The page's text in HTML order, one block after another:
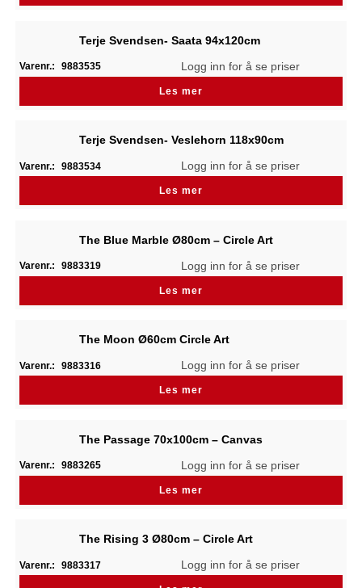
Terje Svendsen- Saata 94x120cm
Varenr.: 9883535 Logg inn for å se priser
Les mer
Terje Svendsen- Veslehorn 118x90cm
Varenr.: 9883534 Logg inn for å se priser
Les mer
The Blue Marble Ø80cm – Circle Art
Varenr.: 9883319 Logg inn for å se priser
Les mer
The Moon Ø60cm Circle Art
Varenr.: 9883316 Logg inn for å se priser
Les mer
The Passage 70x100cm – Canvas
Varenr.: 9883265 Logg inn for å se priser
Les mer
The Rising 3 Ø80cm – Circle Art
Varenr.: 9883317 Logg inn for å se priser